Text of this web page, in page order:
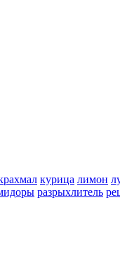
курица лимон
разрыхлитель